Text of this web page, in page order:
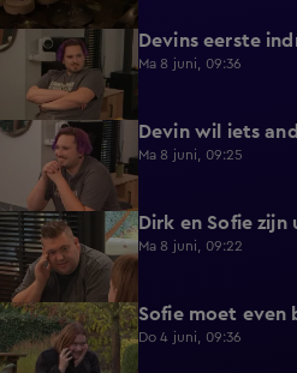
0:30 Devins eerste
Ma 8 juni, 09:36
0:25 Devin wil iets
Ma 8 juni, 09:25
0:26 Dirk en Sofie
Ma 8 juni, 09:22
1:13 Sofie moet even
Do 4 juni, 09:36